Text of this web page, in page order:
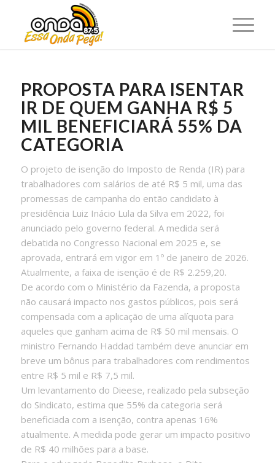
PROPOSTA PARA ISENTAR
IR DE QUEM GANHA R$ 5
MIL BENEFICIARÁ 55% DA
CATEGORIA
O projeto de isenção do Imposto de Renda (IR) para
trabalhadores com salários de até R$ 5 mil, uma das
promessas de campanha do então candidato à
presidência Luiz Inácio Lula da Silva em 2022, foi
anunciado pelo governo federal. A medida será
debatida no Congresso Nacional em 2025 e, se
aprovada, entrará em vigor em 1º de janeiro de 2026.
Atualmente, a faixa de isenção é de R$ 2.259,20.
De acordo com o Ministério da Fazenda, a proposta
não causará impacto nos gastos públicos, pois será
compensada com a aplicação de uma alíquota para
aqueles que ganham acima de R$ 50 mil mensais. O
ministro Fernando Haddad também deve anunciar em
breve um bônus para trabalhadores com rendimentos
entre R$ 5 mil e R$ 7,5 mil.
Um levantamento do Dieese, realizado pela subseção
do Sindicato, estima que 55% da categoria será
beneficiada com a isenção, contra apenas 16%
atualmente. A medida pode gerar um impacto positivo
de R$ 40 milhões para a base.